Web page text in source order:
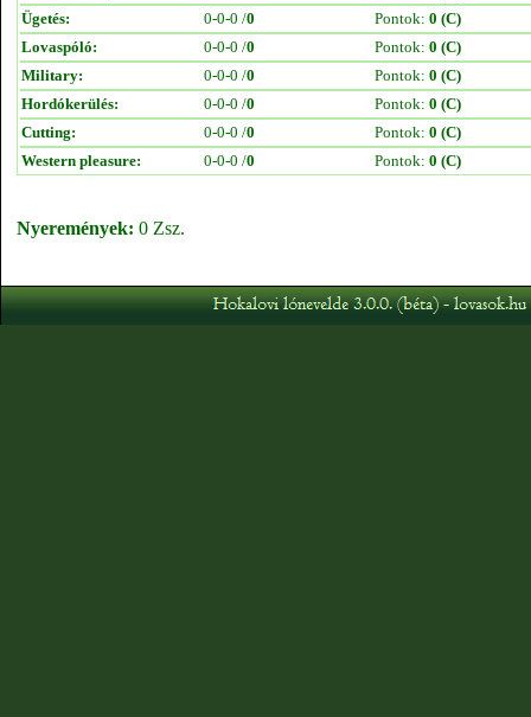
Ügetés:
0-0-0 /0 Pontok: 0 (C)
Lovaspóló:
0-0-0 /0 Pontok: 0 (C)
Military:
0-0-0 /0 Pontok: 0 (C)
Hordókerülés:
0-0-0 /0 Pontok: 0 (C)
Cutting:
0-0-0 /0 Pontok: 0 (C)
Western pleasure:
0-0-0 /0 Pontok: 0 (C)
Nyeremények: 0 Zsz.